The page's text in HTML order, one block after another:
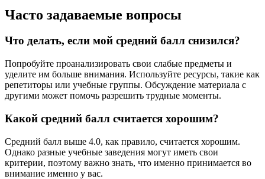
Часто задаваемые вопросы
Что делать, если мой средний балл снизился?
Попробуйте проанализировать свои слабые предметы и
уделите им больше внимания. Используйте ресурсы, такие как
репетиторы или учебные группы. Обсуждение материала с
другими может помочь разрешить трудные моменты.
Какой средний балл считается хорошим?
Средний балл выше 4.0, как правило, считается хорошим.
Однако разные учебные заведения могут иметь свои
критерии, поэтому важно знать, что именно принимается во
внимание именно у вас.